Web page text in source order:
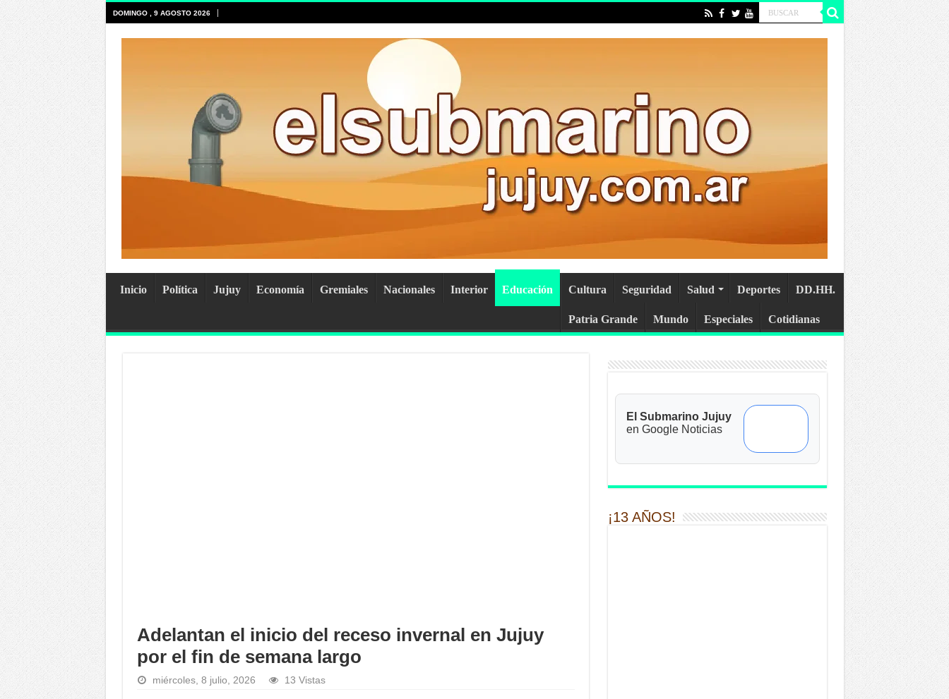
DOMINGO , 9 AGOSTO 2026
Inicio Política Jujuy Economía Gremiales Nacionales Interior Educación Cultura Seguridad Salud Deportes DD.HH.
Patria Grande Mundo Especiales Cotidianas
Adelantan el inicio del receso invernal en Jujuy
por el fin de semana largo
miércoles, 8 julio, 2026 13 Vistas
El Submarino Jujuy
en Google Noticias
¡13 AÑOS!